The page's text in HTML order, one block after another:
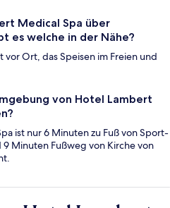
Medical Spa über
es welche in der Nähe?
vor Ort, das Speisen im Freien und
von Hotel Lambert
ist nur 6 Minuten zu Fuß von Sport-
Minuten Fußweg von Kirche von